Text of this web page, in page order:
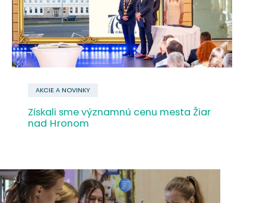
AKCIE A NOVINKY
Získali sme významnú cenu mesta Žiar
nad Hronom